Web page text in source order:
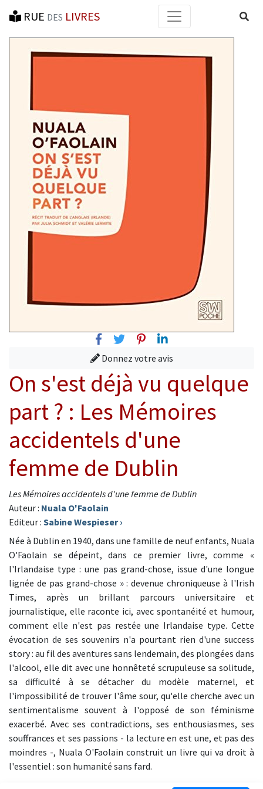
RUE DES LIVRES
FacebookTwitterPinterest
Linkedin
Donnez votre avis
On s'est déjà vu quelque
part ? : Les Mémoires
accidentels d'une
femme de Dublin
Les Mémoires accidentels d'une femme de Dublin
Auteur : Nuala O'Faolain
Editeur : Sabine Wespieser›
Née à Dublin en 1940, dans une famille de neuf enfants, Nuala
O'Faolain se dépeint, dans ce premier livre, comme «
l'Irlandaise type : une pas grand-chose, issue d'une longue
lignée de pas grand-chose » : devenue chroniqueuse à l'Irish
Times, après un brillant parcours universitaire et
journalistique, elle raconte ici, avec spontanéité et humour,
comment elle n'est pas restée une Irlandaise type. Cette
évocation de ses souvenirs n'a pourtant rien d'une success
story : au fil des aventures sans lendemain, des plongées dans
l'alcool, elle dit avec une honnêteté scrupuleuse sa solitude,
sa difficulté à se détacher du modèle maternel, et
l'impossibilité de trouver l'âme sour, qu'elle cherche avec un
sentimentalisme souvent à l'opposé de son féminisme
exacerbé. Avec ses contradictions, ses enthousiasmes, ses
souffrances et ses passions - la lecture en est une, et pas des
moindres -, Nuala O'Faolain construit un livre qui va droit à
l'essentiel : son humanité sans fard.